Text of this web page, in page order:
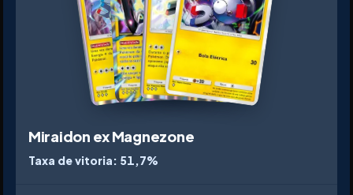
Miraidon ex Magnezone
Taxa de vitoria: 51,7%